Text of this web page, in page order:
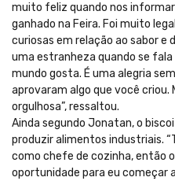
muito feliz quando nos
ganhado na Feira. Foi muito
curiosas em relação ao sabor e
uma estranheza quando se fala
mundo gosta. É uma alegria
aprovaram algo que você
orgulhosa”, ressaltou.
Ainda segundo Jonatan, o
produzir alimentos industriais.
como chefe de cozinha, então
oportunidade para eu começar